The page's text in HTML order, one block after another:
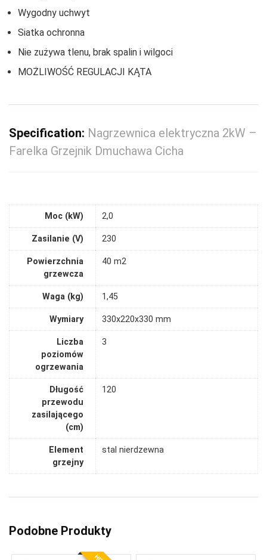
Wygodny uchwyt
Siatka ochronna
Nie zużywa tlenu, brak spalin i wilgoci
MOŻLIWOŚĆ REGULACJI KĄTA
Specification: Nagrzewnica elektryczna 2kW –
Farelka Grzejnik Dmuchawa Cicha
Moc (kW) 2,0
Zasilanie (V) 230
Powierzchnia
grzewcza
40 m2
Waga (kg) 1,45
Wymiary 330x220x330 mm
Liczba
poziomów
ogrzewania
3
Długość
przewodu
zasilającego
(cm)
120
Element
grzejny
stal nierdzewna
Podobne Produkty